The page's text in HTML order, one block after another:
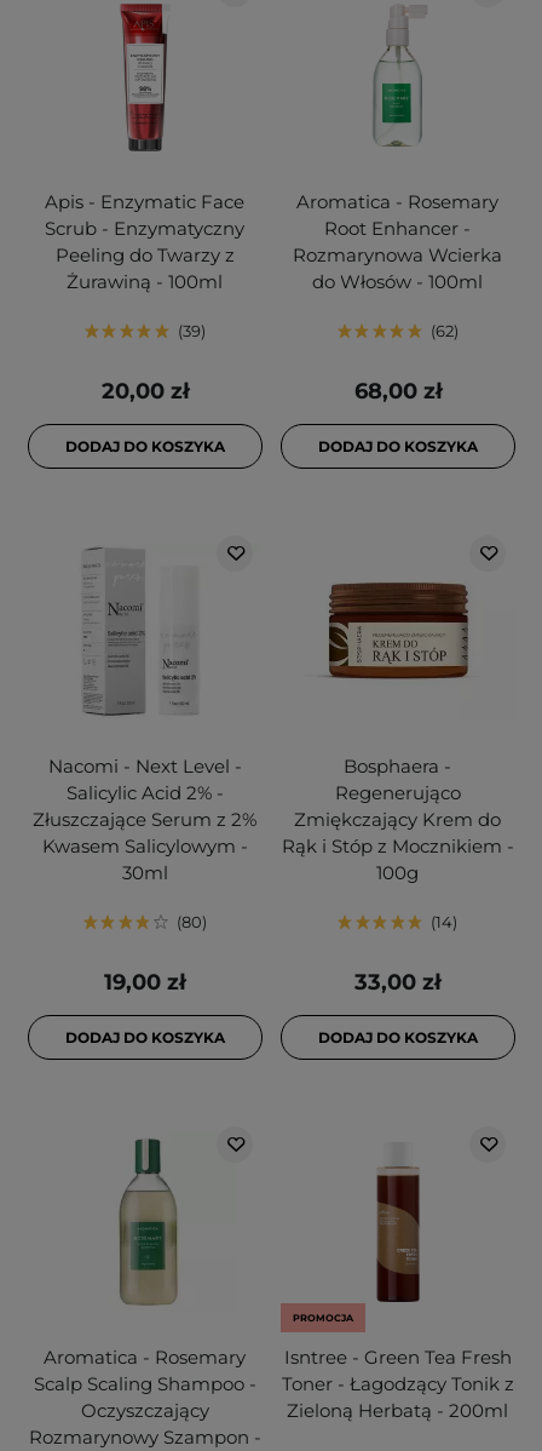
Apis - Enzymatic Face
Scrub - Enzymatyczny
Peeling do Twarzy z
Żurawiną - 100ml
39
20,00 zł
DODAJ DO KOSZYKA
Aromatica - Rosemary
Root Enhancer -
Rozmarynowa Wcierka
do Włosów - 100ml
62
68,00 zł
DODAJ DO KOSZYKA
Nacomi - Next Level -
Salicylic Acid 2% -
Złuszczające Serum z 2%
Kwasem Salicylowym -
30ml
80
19,00 zł
DODAJ DO KOSZYKA
Bosphaera -
Regenerująco
Zmiękczający Krem do
Rąk i Stóp z Mocznikiem -
100g
14
33,00 zł
DODAJ DO KOSZYKA
Aromatica - Rosemary
Scalp Scaling Shampoo -
Oczyszczający
Rozmarynowy Szampon -
PROMOCJA
Isntree - Green Tea Fresh
Toner - Łagodzący Tonik z
Zieloną Herbatą - 200ml